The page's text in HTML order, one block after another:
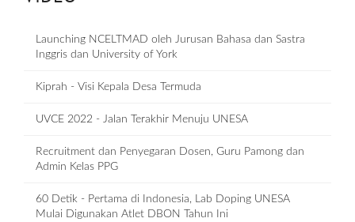
Launching NCELTMAD oleh Jurusan Bahasa dan Sastra
Inggris dan University of York
Kiprah - Visi Kepala Desa Termuda
UVCE 2022 - Jalan Terakhir Menuju UNESA
Recruitment dan Penyegaran Dosen, Guru Pamong dan
Admin Kelas PPG
60 Detik - Pertama di Indonesia, Lab Doping UNESA
Mulai Digunakan Atlet DBON Tahun Ini